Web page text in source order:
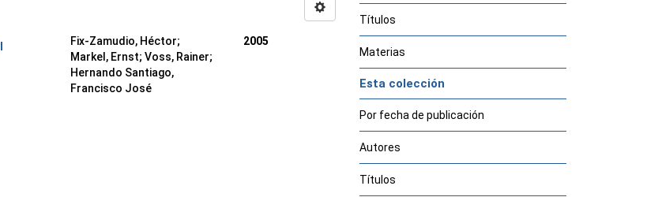
Fix-Zamudio, Héctor;
Markel, Ernst; Voss, Rainer;
Hernando Santiago,
Francisco José
2005
Títulos
Materias
Esta colección
Por fecha de publicación
Autores
Títulos